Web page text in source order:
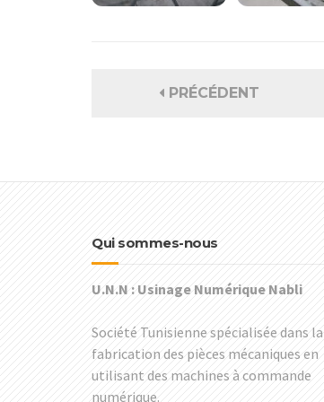
PRÉCÉDENT
Qui sommes-nous
U.N.N : Usinage Numérique Nabli
Société Tunisienne spécialisée dans la
fabrication des pièces mécaniques en
utilisant des machines à commande
numérique.